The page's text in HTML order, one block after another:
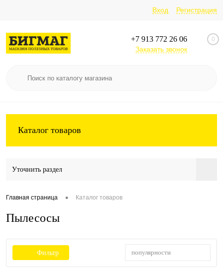
Вход Регистрация
+7 913 772 26 06
Заказать звонок
0
Каталог товаров
Уточнить раздел
Главная страница • Каталог товаров
Пылесосы
Фильтр популярности